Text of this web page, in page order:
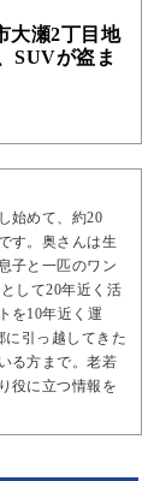
大瀬2丁目地
SUVが盗ま
始めて、約20
す。奥さんは生
子と一匹のワン
して20年近く活
を10年近く運
に引っ越してきた
る方まで。老若
役に立つ情報を